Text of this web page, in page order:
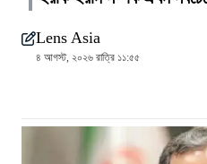
Lens Asia
৪ আগস্ট, ২০২৬ রাত্রি ১১:৫৫